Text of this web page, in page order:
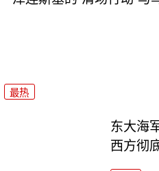
最热
东大海
西方彻